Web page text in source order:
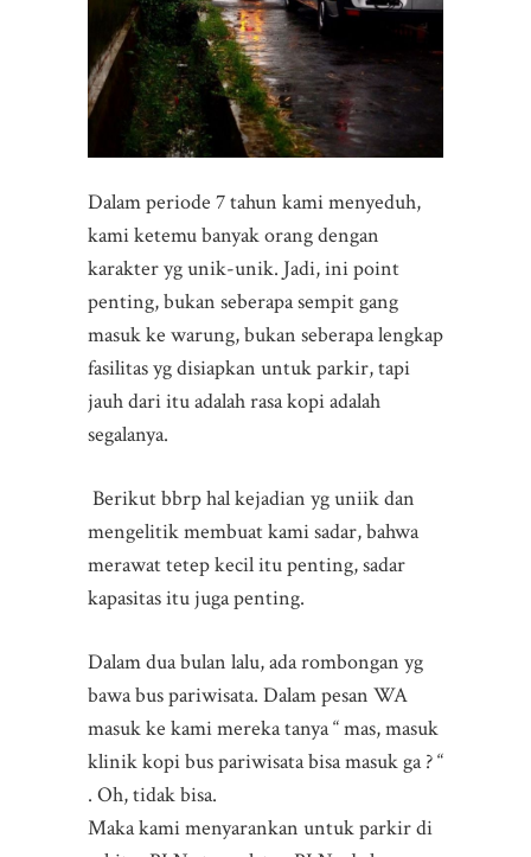
Dalam periode 7 tahun kami menyeduh,
kami ketemu banyak orang dengan
karakter yg unik-unik. Jadi, ini point
penting, bukan seberapa sempit gang
masuk ke warung, bukan seberapa lengkap
fasilitas yg disiapkan untuk parkir, tapi
jauh dari itu adalah rasa kopi adalah
segalanya.
Berikut bbrp hal kejadian yg uniik dan
mengelitik membuat kami sadar, bahwa
merawat tetep kecil itu penting, sadar
kapasitas itu juga penting.
Dalam dua bulan lalu, ada rombongan yg
bawa bus pariwisata. Dalam pesan WA
masuk ke kami mereka tanya “ mas, masuk
klinik kopi bus pariwisata bisa masuk ga ? “
. Oh, tidak bisa.
Maka kami menyarankan untuk parkir di